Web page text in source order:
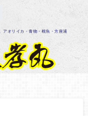
アオリイカ・青物・根魚・方座浦